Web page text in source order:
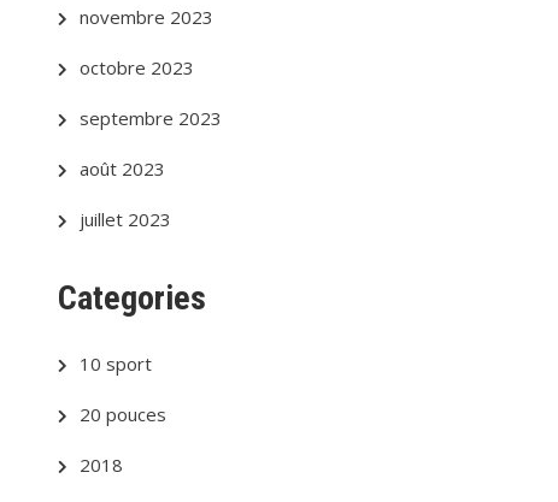
novembre 2023
octobre 2023
septembre 2023
août 2023
juillet 2023
Categories
10 sport
20 pouces
2018